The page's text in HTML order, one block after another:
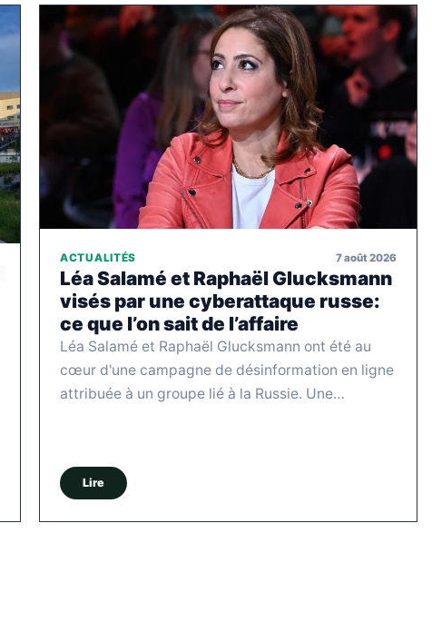
ACTUALITÉS 7 août 2026
Léa Salamé et Raphaël Glucksmann
visés par une cyberattaque russe:
ce que l’on sait de l’affaire
Léa Salamé et Raphaël Glucksmann ont été au
cœur d'une campagne de désinformation en ligne
attribuée à un groupe lié à la Russie. Une…
Lire